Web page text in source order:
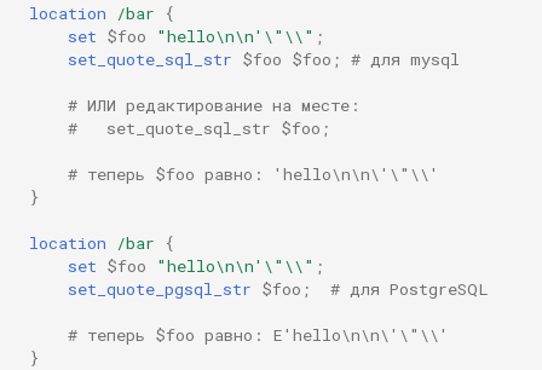
fileinfo
ftpclient
hoedown
location /bar
{
set $foo "hello\n\n'\"\\" ;
set_quote_sql_str $foo $foo ; # для mysql
# ИЛИ редактирование на месте:
#   set_quote_sql_str $foo;
# теперь $foo равно: 'hello\n\n\'\"\\'
}
location /bar
{
set $foo "hello\n\n'\"\\" ;
set_quote_pgsql_str $foo ; # для PostgreSQL
# теперь $foo равно: E'hello\n\n\'\"\\'
}